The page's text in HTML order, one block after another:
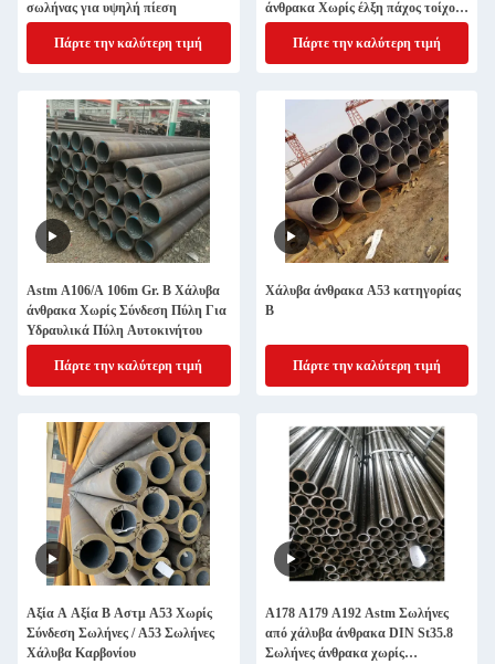
σωλήνας για υψηλή πίεση
Πάρτε την καλύτερη τιμή
άνθρακα Χωρίς έλξη πάχος τοίχου
1-20mm
Πάρτε την καλύτερη τιμή
Astm A106/A 106m Gr. B Χάλυβα
άνθρακα Χωρίς Σύνδεση Πύλη Για
Υδραυλικά Πύλη Αυτοκινήτου
Πάρτε την καλύτερη τιμή
Χάλυβα άνθρακα Α53 κατηγορίας
Β
Πάρτε την καλύτερη τιμή
Αξία Α Αξία Β Αστμ Α53 Χωρίς
Σύνδεση Σωλήνες / Α53 Σωλήνες
Χάλυβα Καρβονίου
Α178 Α179 Α192 Astm Σωλήνες
από χάλυβα άνθρακα DIN St35.8
Σωλήνες άνθρακα χωρίς